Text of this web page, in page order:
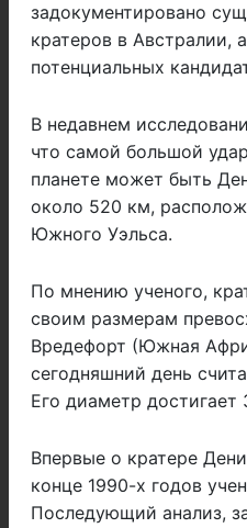
задокументировано
кратеров в Австралии,
потенциальных
В недавнем
что самой большой
планете может быть
около 520 км,
Южного Уэльса.
По мнению ученого,
своим размерам
Вредефорт (Южная
сегодняшний день
Его диаметр достигает
Впервые о кратере
конце 1990-х годов
Последующий анализ,